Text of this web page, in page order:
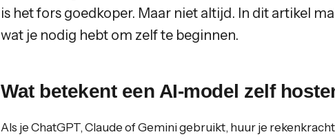
is het fors goedkoper. Maar niet altijd. In dit artikel
wat je nodig hebt om zelf te beginnen.
Wat betekent een AI-model zelf
Als je ChatGPT, Claude of Gemini gebruikt, huur je